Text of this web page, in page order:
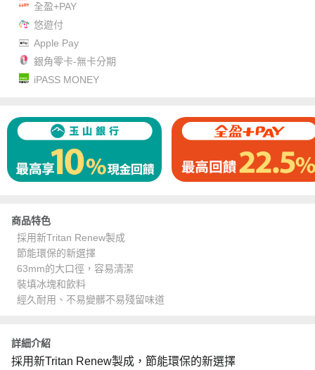
全盈+PAY
悠遊付
Apple Pay
銀角零卡-無卡分期
iPASS MONEY
商品特色
採用新Tritan Renew製成
節能環保的新選擇
63mm的大口徑，容易清潔
裝填冰塊和飲料
經久耐用、不易變髒不易殘留味道
詳細介紹
採用新Tritan Renew製成，節能環保的新選擇